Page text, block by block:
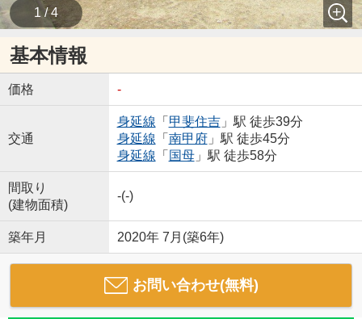
1 / 4
基本情報
価格 -
交通
身延線 「 甲斐住吉」駅 徒歩39分
身延線 「 南甲府」駅 徒歩45分
身延線 「 国母」駅 徒歩58分
間取り
(建物面積)
-(-)
築年月 2020年 7月(築6年)
お問い合わせ(無料)